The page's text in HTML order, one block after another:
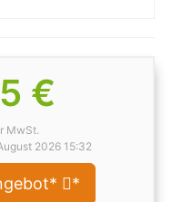
€
MwSt.
2026 15:32
*